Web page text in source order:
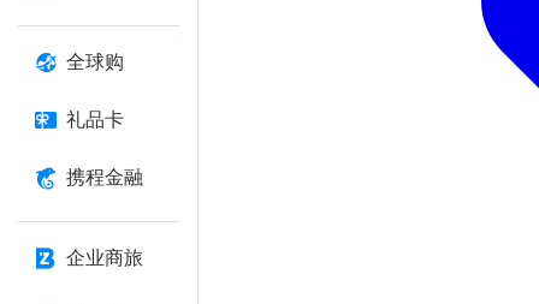
全球购
礼品卡
携程金融
企业商旅